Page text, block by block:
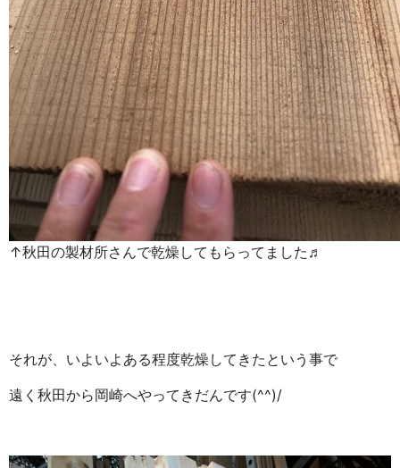
↑秋田の製材所さんで乾燥してもらってました♬
それが、いよいよある程度乾燥してきたという事で
遠く秋田から岡崎へやってきだんです(^^)/